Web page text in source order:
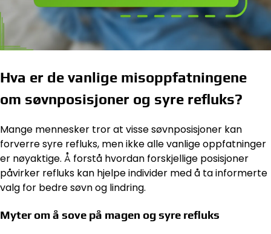
Hva er de vanlige misoppfatningene
om søvnposisjoner og syre refluks?
Mange mennesker tror at visse søvnposisjoner kan
forverre syre refluks, men ikke alle vanlige oppfatninger
er nøyaktige. Å forstå hvordan forskjellige posisjoner
påvirker refluks kan hjelpe individer med å ta informerte
valg for bedre søvn og lindring.
Myter om å sove på magen og syre refluks